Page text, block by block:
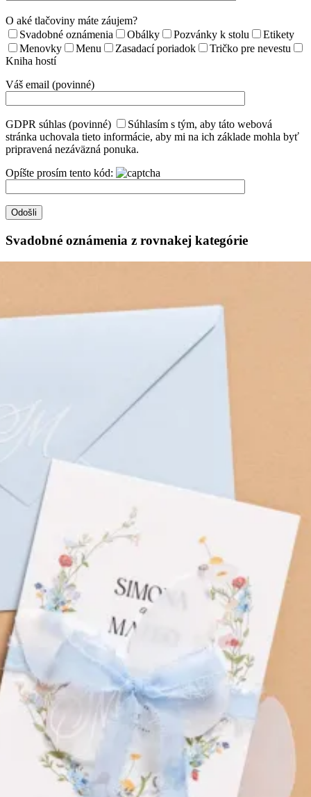
O aké tlačoviny máte záujem?
Svadobné oznámenia
Obálky Pozvánky k stolu
Etikety
Menovky
Menu Zasadací poriadok
Tričko pre nevestu
Kniha hostí
Váš email (povinné)
GDPR súhlas (povinné)
Súhlasím s tým, aby táto webová
stránka uchovala tieto informácie, aby mi na ich základe mohla byť
pripravená nezáväzná ponuka.
Opíšte prosím tento kód:
Svadobné oznámenia z rovnakej kategórie